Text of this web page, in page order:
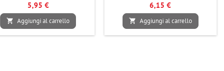
5,95 €
 Aggiungi al carrello
6,15 €
 Aggiungi al carrello